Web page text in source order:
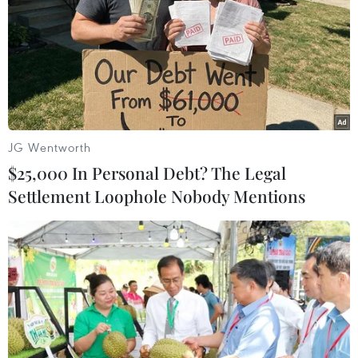
phòng vé
27/07/2026 05:25
Nghị định 189 vừa có hiệu lực, phim
Nhà nước đặt hàng lập tức "gây sốt"
phòng vé
24/07/2026 11:44
The Odyssey “độc chiếm” IMAX, fan
ngậm ngùi vì Spider-Man 4 không có
suất
24/07/2026 04:09
TP Hồ Chí Minh: Khai mạc Tuần
phim kỷ niệm 79 năm Ngày Thương
JG Wentworth
$25,000 In Personal Debt? The Legal
Settlement Loophole Nobody Mentions